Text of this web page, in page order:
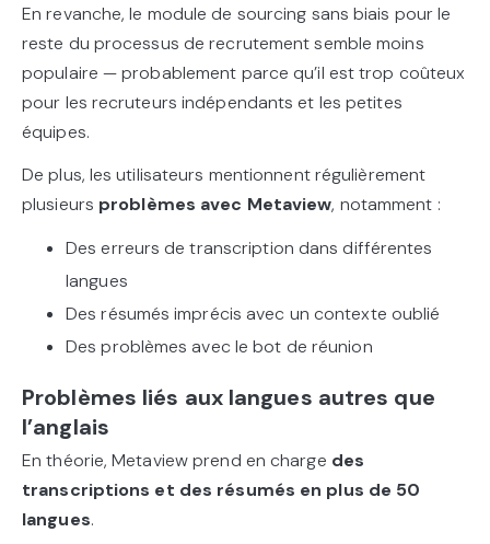
En revanche, le module de sourcing sans biais pour le
reste du processus de recrutement semble moins
populaire — probablement parce qu’il est trop coûteux
pour les recruteurs indépendants et les petites
équipes.
De plus, les utilisateurs mentionnent régulièrement
plusieurs problèmes avec Metaview, notamment :
Des erreurs de transcription dans différentes
langues
Des résumés imprécis avec un contexte oublié
Des problèmes avec le bot de réunion
Problèmes liés aux langues autres que
l’anglais
En théorie, Metaview prend en charge des
transcriptions et des résumés en plus de 50
langues.